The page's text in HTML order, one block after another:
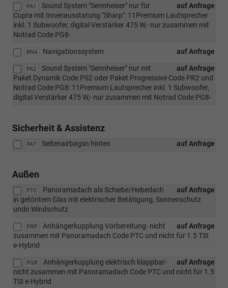
PA1 auf Anfrage
Sound System "Sennheiser" nur für
Cupra mit Innenausstatung "Sharp": 11Premium Lautsprecher
inkl. 1 Subwoofer, digital Verstärker 475 W,- nur zusammen mit
Notrad Code PG8-
RN4 auf Anfrage
Navigationssystem
PA2 auf Anfrage
Sound System "Sennheiser" nur mit
Paket Dynamik Code PS2 oder Paket Progressive Code PR2 und
Notrad Code PG8: 11Premium Lautsprecher inkl. 1 Subwoofer,
digital Verstärker 475 W,- nur zusammen mit Notrad Code PG8-
Sicherheit & Assistenz
PA7 auf Anfrage
Seitenairbagsn hinten
Außen
PTC auf Anfrage
Panoramadach als Schiebe/Hebedach
in getöntem Glas mit elektrischer Betätigung, Sonnenschutz
undn Windschutz
PRP auf Anfrage
Anhängerkupplung Vorbereitung- nicht
zusammen mit Panoramadach Code PTC und nicht für 1.5 TSI
e-Hybrid
PGR auf Anfrage
Anhängerkupplung elektrisch klappbar-
nicht zusammen mit Panoramadach Code PTC und nicht für 1.5
TSI e-Hybrid